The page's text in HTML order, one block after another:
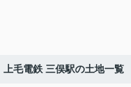
上毛電鉄 三俣駅の土地一覧